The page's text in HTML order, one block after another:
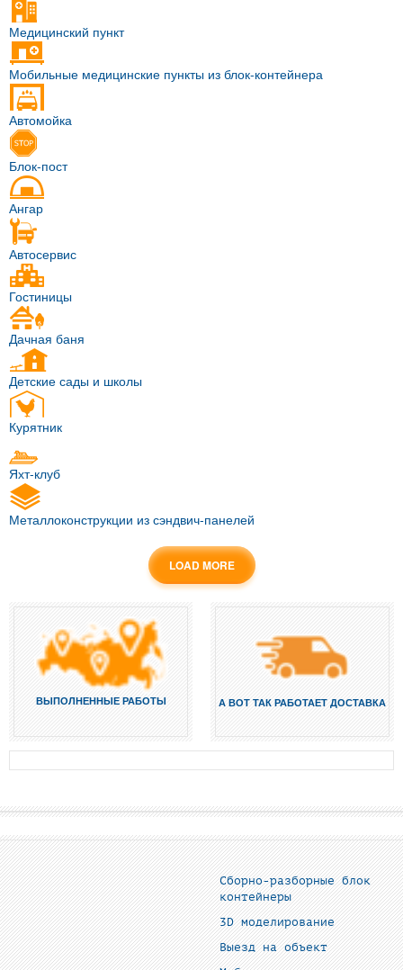
Медицинский пункт
Мобильные медицинские пункты из блок-контейнера
Автомойка
Блок-пост
Ангар
Автосервис
Гостиницы
Дачная баня
Детские сады и школы
Курятник
Яхт-клуб
Металлоконструкции из сэндвич-панелей
LOAD MORE
ВЫПОЛНЕННЫЕ РАБОТЫ А ВОТ ТАК РАБОТАЕТ ДОСТАВКА
Сборно-разборные блок
контейнеры
3D моделирование
Выезд на объект